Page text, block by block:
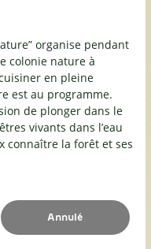
organise pendant
colonie nature à
en pleine
est au programme.
de plonger dans le
vivants dans l’eau
connaître la forêt et ses
Annulé